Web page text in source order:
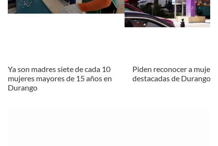
Ya son madres siete de cada 10
mujeres mayores de 15 años en
Durango
Piden reconocer a
destacadas de Durango